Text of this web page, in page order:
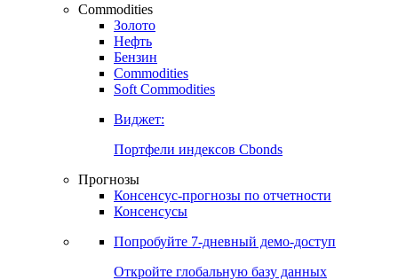
Commodities
Золото
Нефть
Бензин
Commodities
Soft Commodities
Виджет:
Портфели индексов Cbonds
Прогнозы
Консенсус-прогнозы по отчетности
Консенсусы
Попробуйте 7-дневный демо-доступ
Откройте глобальную базу данных